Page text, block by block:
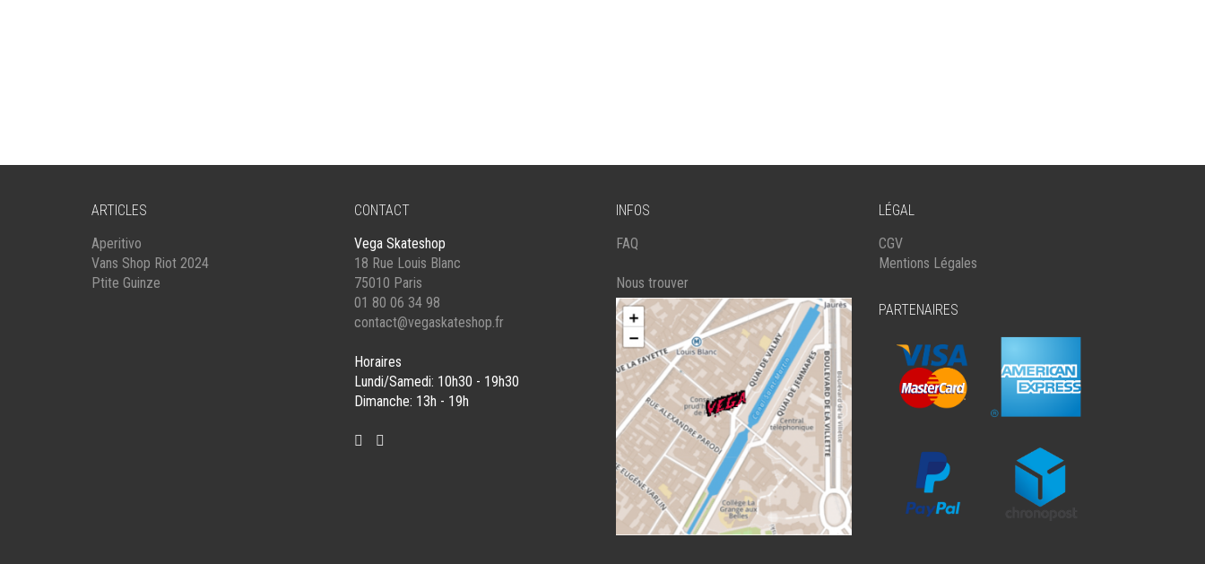
ARTICLES
Aperitivo
Vans Shop Riot 2024
Ptite Guinze
CONTACT
Vega Skateshop
18 Rue Louis Blanc
75010 Paris
01 80 06 34 98
contact@vegaskateshop.fr
Horaires
Lundi/Samedi: 10h30 - 19h30
Dimanche: 13h - 19h
INFOS
FAQ
Nous trouver
LÉGAL
CGV
Mentions Légales
PARTENAIRES